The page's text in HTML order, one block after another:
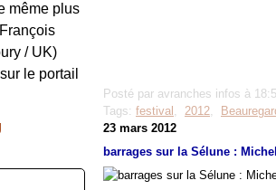
même plus
/ UK)
sur le portail
Posté par avranches infos à
Tags: festival , 2012,
23 mars 2012
barrages sur la Sélune :